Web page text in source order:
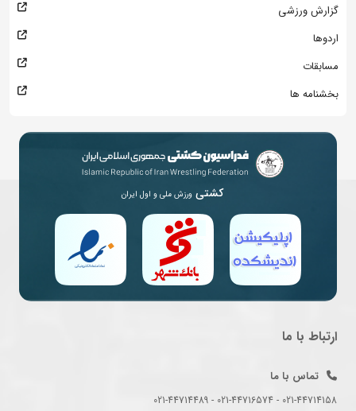
گزارش ورزشی
اردوها
مسابقات
بخشنامه ها
کشتی ورزش ملی و اول ایران
ارتباط با ما
تماس با ما
021-44714158 - 021-44716574 - 021-44714489